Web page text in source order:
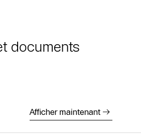
documents
Afficher maintenant